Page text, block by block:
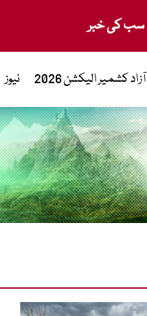
سب کی خبر
آزاد کشمیر الیکشن 2026 نیوز